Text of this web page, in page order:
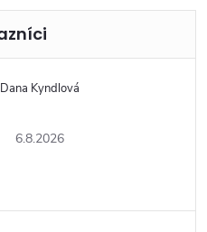
Dana Kyndlová
6.8.2026